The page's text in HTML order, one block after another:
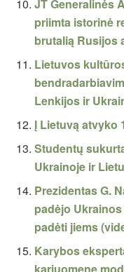
JT Generalinės
priimta istorinė
brutalią Rusijos
Lietuvos
Lenkijos ir
Į Lietuvą atvyko
Studentų
Ukrainoje ir
Prezidentas G.
padėjo
padėti jiems
Karybos